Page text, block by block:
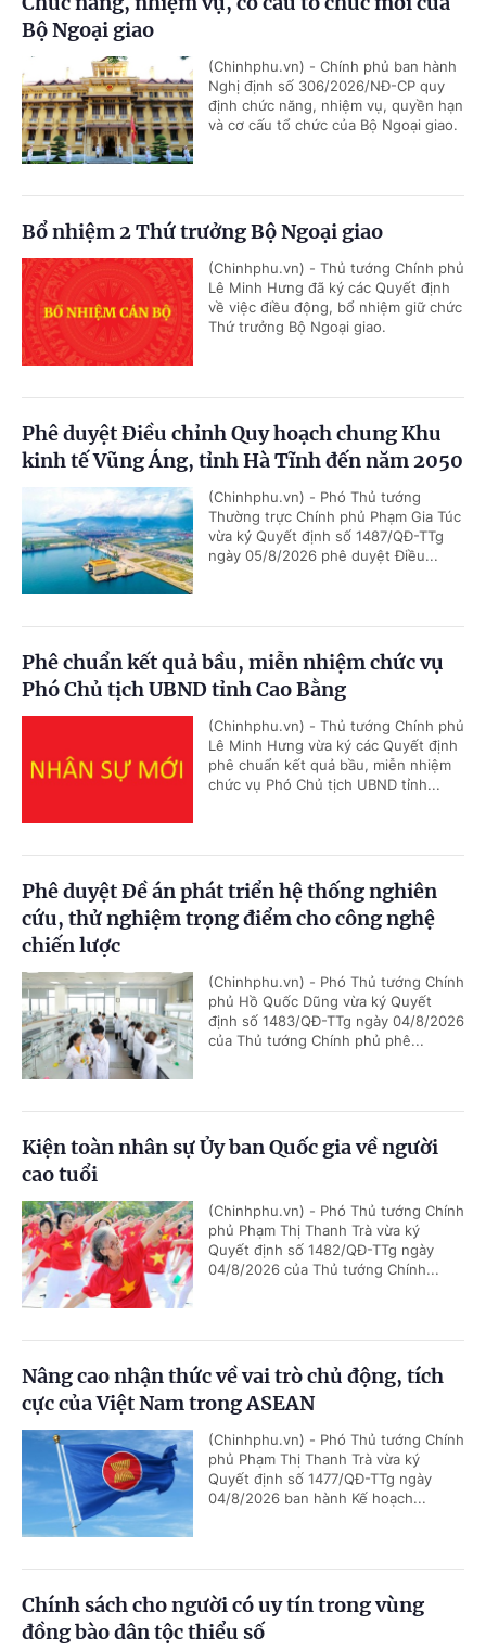
Bộ Ngoại giao
(Chinhphu.vn) - Chính phủ ban hành
Nghị định số 306/2026/NĐ-CP quy
định chức năng, nhiệm vụ, quyền hạn
và cơ cấu tổ chức của Bộ Ngoại giao.
Bổ nhiệm 2 Thứ trưởng Bộ Ngoại giao
(Chinhphu.vn) - Thủ tướng Chính phủ
Lê Minh Hưng đã ký các Quyết định
về việc điều động, bổ nhiệm giữ chức
Thứ trưởng Bộ Ngoại giao.
Phê duyệt Điều chỉnh Quy hoạch chung Khu
kinh tế Vũng Áng, tỉnh Hà Tĩnh đến năm 2050
(Chinhphu.vn) - Phó Thủ tướng
Thường trực Chính phủ Phạm Gia Túc
vừa ký Quyết định số 1487/QĐ-TTg
ngày 05/8/2026 phê duyệt Điều...
Phê chuẩn kết quả bầu, miễn nhiệm chức vụ
Phó Chủ tịch UBND tỉnh Cao Bằng
(Chinhphu.vn) - Thủ tướng Chính phủ
Lê Minh Hưng vừa ký các Quyết định
phê chuẩn kết quả bầu, miễn nhiệm
chức vụ Phó Chủ tịch UBND tỉnh...
Phê duyệt Đề án phát triển hệ thống nghiên
cứu, thử nghiệm trọng điểm cho công nghệ
chiến lược
(Chinhphu.vn) - Phó Thủ tướng Chính
phủ Hồ Quốc Dũng vừa ký Quyết
định số 1483/QĐ-TTg ngày 04/8/2026
của Thủ tướng Chính phủ phê...
Kiện toàn nhân sự Ủy ban Quốc gia về người
cao tuổi
(Chinhphu.vn) - Phó Thủ tướng Chính
phủ Phạm Thị Thanh Trà vừa ký
Quyết định số 1482/QĐ-TTg ngày
04/8/2026 của Thủ tướng Chính...
Nâng cao nhận thức về vai trò chủ động, tích
cực của Việt Nam trong ASEAN
(Chinhphu.vn) - Phó Thủ tướng Chính
phủ Phạm Thị Thanh Trà vừa ký
Quyết định số 1477/QĐ-TTg ngày
04/8/2026 ban hành Kế hoạch...
Chính sách cho người có uy tín trong vùng
đồng bào dân tộc thiểu số